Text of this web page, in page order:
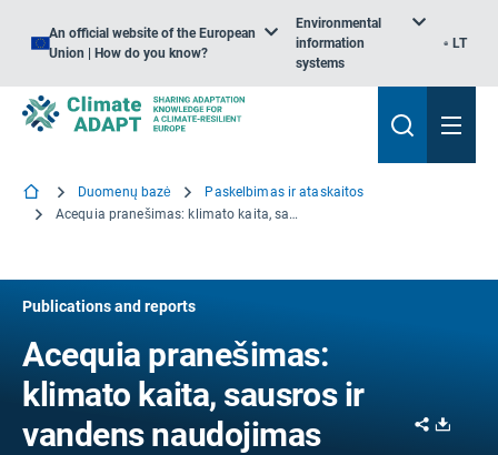
An official website of the European
Union | How do you know?
Environmental
information
systems
LT
Duomenų bazė
Paskelbimas ir ataskaitos
Acequia pranešimas: klimato kaita, sausros ir vandens naudojimas
Publications and reports
Acequia pranešimas:
klimato kaita, sausros ir
vandens naudojimas
Share